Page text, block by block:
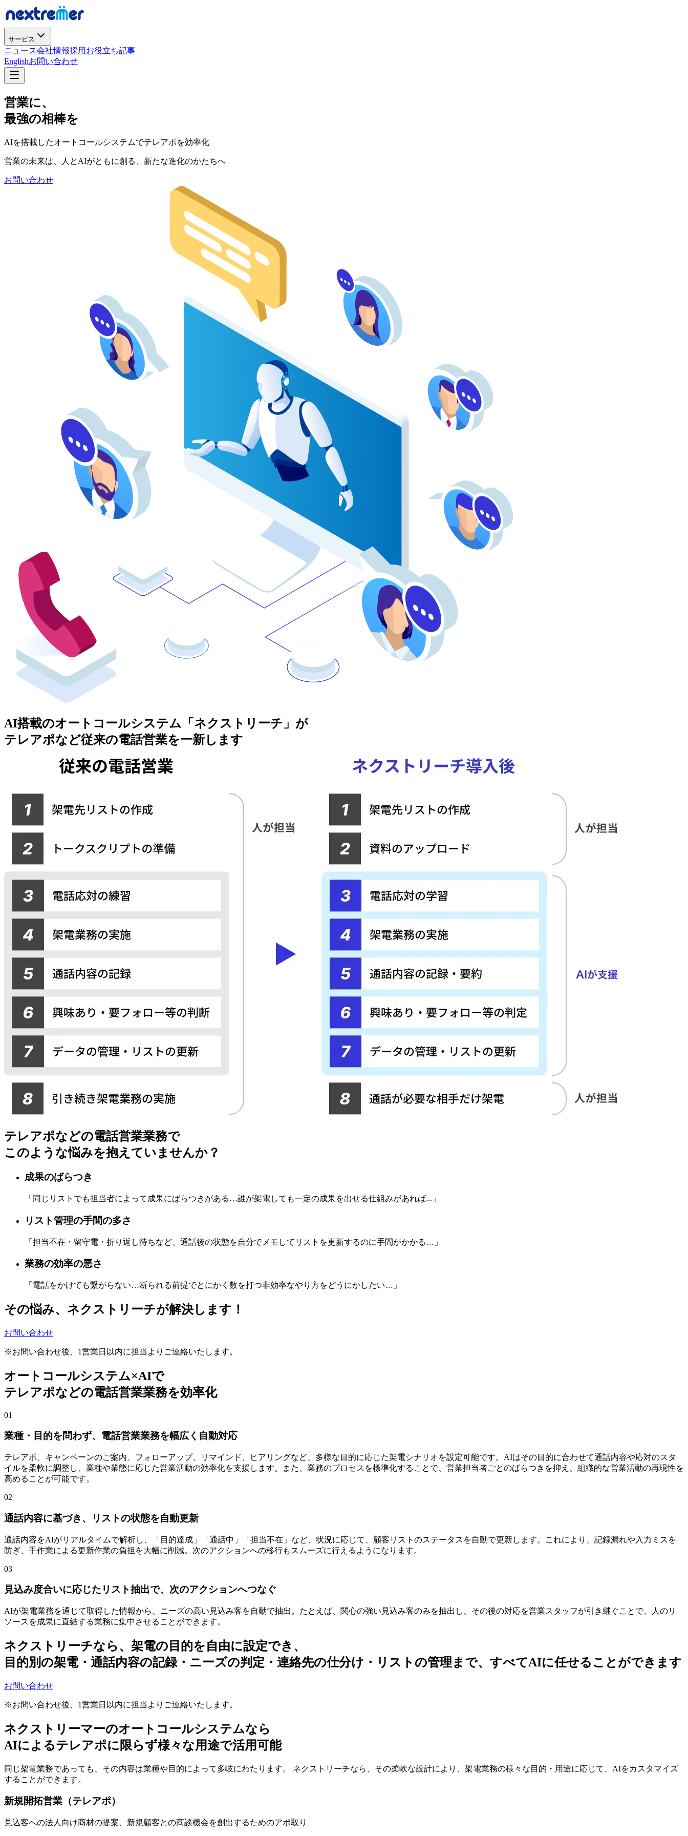
サービス
ニュース会社情報採用 お役立ち記事
Englishお問い合わせ
営業に、
最強の相棒を
AIを搭載したオートコールシステムでテレアポを効率化
営業の未来は、人とAIがともに創る、新たな進化のかたちへ
お問い合わせ
AI搭載のオートコールシステム「ネクストリーチ」が
テレアポなど従来の電話営業を一新します
テレアポなどの電話営業業務で
このような悩みを抱えていませんか？
成果のばらつき
「同じリストでも担当者によって成果にばらつきがある…誰が架電しても一定の成果を出せる仕組みがあれば...」
リスト管理の手間の多さ
「担当不在・留守電・折り返し待ちなど、通話後の状態を自分でメモしてリストを更新するのに手間がかかる…」
業務の効率の悪さ
「電話をかけても繋がらない…断られる前提でとにかく数を打つ非効率なやり方をどうにかしたい…」
その悩み、ネクストリーチが解決します！
お問い合わせ
※お問い合わせ後、1営業日以内に担当よりご連絡いたします。
オートコールシステム×AIで
テレアポなどの電話営業業務を効率化
01
業種・目的を問わず、電話営業業務を幅広く自動対応
テレアポ、キャンペーンのご案内、フォローアップ、リマインド、ヒアリングなど、多様な目的に応じた架電シナリオを設定可能です。AIはその目的に合わせて通話内容や応対のスタ
イルを柔軟に調整し、業種や業態に応じた営業活動の効率化を支援します。また、業務のプロセスを標準化することで、営業担当者ごとのばらつきを抑え、組織的な営業活動の再現性を
高めることが可能です。
02
通話内容に基づき、リストの状態を自動更新
通話内容をAIがリアルタイムで解析し、「目的達成」「通話中」「担当不在」など、状況に応じて、顧客リストのステータスを自動で更新します。これにより、記録漏れや入力ミスを
防ぎ、手作業による更新作業の負担を大幅に削減。次のアクションへの移行もスムーズに行えるようになります。
03
見込み度合いに応じたリスト抽出で、次のアクションへつなぐ
AIが架電業務を通じて取得した情報から、ニーズの高い見込み客を自動で抽出。たとえば、関心の強い見込み客のみを抽出し、その後の対応を営業スタッフが引き継ぐことで、人のリ
ソースを成果に直結する業務に集中させることができます。
ネクストリーチなら、架電の目的を自由に設定でき、
目的別の架電・通話内容の記録・ニーズの判定・連絡先の仕分け・リストの管理まで、すべてAIに任せることができます
お問い合わせ
※お問い合わせ後、1営業日以内に担当よりご連絡いたします。
ネクストリーマーのオートコールシステムなら
AIによるテレアポに限らず様々な用途で活用可能
同じ架電業務であっても、その内容は業種や目的によって多岐にわたります。 ネクストリーチなら、その柔軟な設計により、架電業務の様々な目的・用途に応じて、AIをカスタマイズ
することができます。
新規開拓営業（テレアポ）
見込客への法人向け商材の提案、新規顧客との商談機会を創出するためのアポ取り